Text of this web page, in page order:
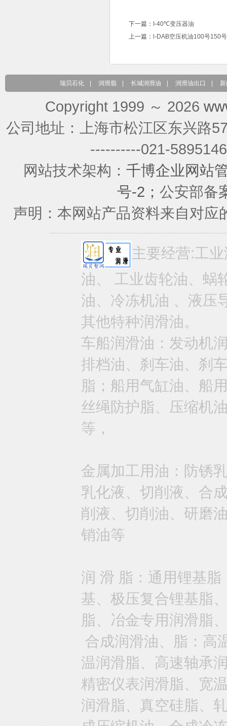
下一篇： I-40℃变压器油
上一篇： l-DAB空压机油100号150
瑞贝石化 润滑脂 长城润滑油 润滑油出口
Copyright 1999 ～ 2026
公司地址：上海市松江区东兴路
----------021-
网站技术架构：千博企业网站
号-2；公安部备
声明：本网站产品资料来自对
主要经营:工
油、 工业齿轮油、蜗
油、冷冻机油 、液压
其他特种润滑油。
车船润滑油：发动机
排档油、刹车油、刹
脂；船用气缸油、船
丝绳防护脂、压缩机
等，
金属加工用油：防锈
乳化液、切削液、合
削液、切削油、研磨
销油等
润 滑 脂：通用锂基
基、极压复合锂基脂
脂、冶金专用润滑脂
合成润滑油、脂：高
温润滑脂、高速轴承
精密仪表润滑脂、宽
润滑脂、真空硅脂、